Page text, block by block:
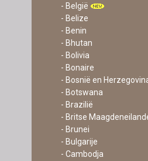
- België
- Belize
- Benin
- Bhutan
- Bolivia
- Bonaire
- Bosnië en
- Botswana
- Brazilië
- Britse
- Brunei
- Bulgarije
- Cambodja